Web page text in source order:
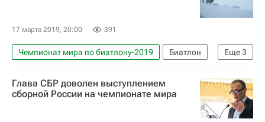
17 марта 2019, 20:00 391
Еще3
Чемпионат мира по биатлону-2019
Биатлон
Евгений Гараничев
Союз биатлонистов России (СБР)
Глава СБР доволен выступлением
сборной России на чемпионате мира